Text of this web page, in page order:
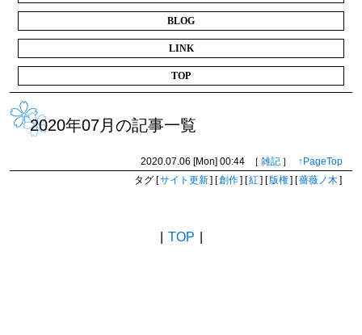
BLOG
LINK
TOP
2020年07月の記事一覧
2020.07.06 [Mon] 00:44 ［ 雑記 ］
↑PageTop
タグ [サイト更新] [創作] [紅 ] [版権] [薔薇ノ木]
TOP